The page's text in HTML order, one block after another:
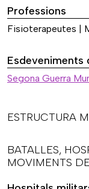
Professions
Fisioterapeutes |
Esdeveniments
Segona Guerra
ESTRUCTURA
BATALLES,
MOVIMENTS